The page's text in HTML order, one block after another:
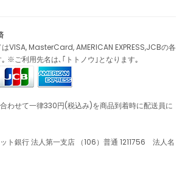
VISA, MasterCard, AMERICAN EXPRESS,JCBの各
※ご利用先名は､｢トトノウ｣となります｡
わせて一律330円(税込み)を商品到着時に配送員に
ト銀行 法人第一支店 （106）普通 1211756 法人名